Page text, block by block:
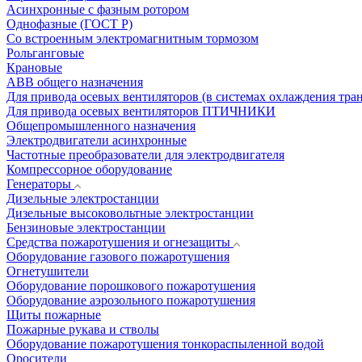
Асинхронные с фазным ротором
Однофазные (ГОСТ Р)
Со встроенным электромагнитным тормозом
Рольганговые
Крановые
АВВ общего назначения
Для привода осевых вентиляторов (в системах охлаждения
Для привода осевых вентиляторов ПТИЧНИКИ
Общепромышленного назначения
Электродвигатели асинхронные
Частотные преобразователи для электродвигателя
Компрессорное оборудование
Генераторы
Дизельные электростанции
Дизельные высоковольтные электростанции
Бензиновые электростанции
Средства пожаротушения и огнезащиты
Оборудование газового пожаротушения
Огнетушители
Оборудование порошкового пожаротушения
Оборудование аэрозольного пожаротушения
Щиты пожарные
Пожарные рукава и стволы
Оборудование пожаротушения тонкораспыленной водой
Оросители